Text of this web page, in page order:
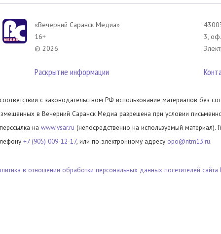
«Вечерний Саранск Mедиа»
16+
© 2026
Раскрытие информации
3,
с законодательством РФ использование материалов без
в Вечерний Саранск Медиа разрешена при условии
на www.vsar.ru (непосредственно на используемый материал).
+7 (905) 009-12-17, или по электронному адресу opo@ntm13.ru.
в отношении обработки персональных данных посетителей